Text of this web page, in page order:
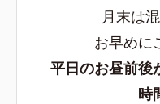
月末は
お早めに
平日のお昼前後
時